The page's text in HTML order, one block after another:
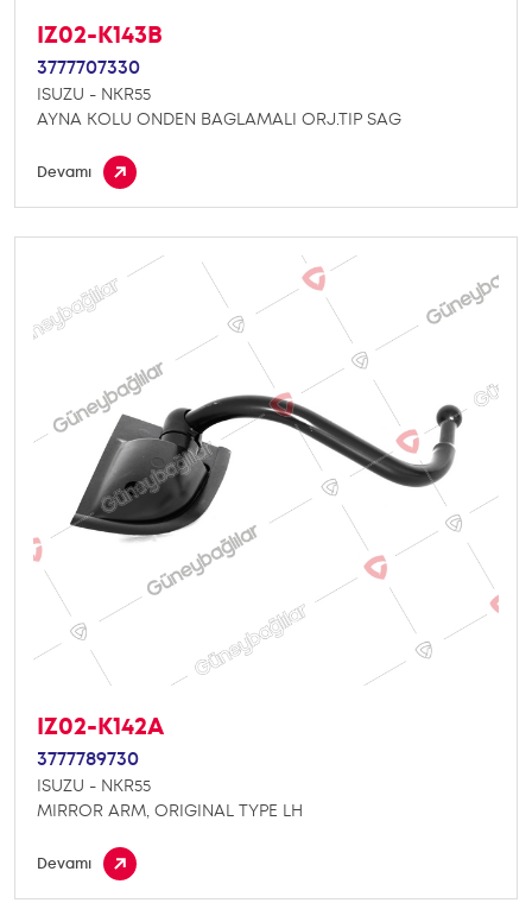
IZ02-K143B
3777707330
ISUZU - NKR55
AYNA KOLU ONDEN BAGLAMALI ORJ.TIP SAG
Devamı
IZ02-K142A
3777789730
ISUZU - NKR55
MIRROR ARM, ORIGINAL TYPE LH
Devamı